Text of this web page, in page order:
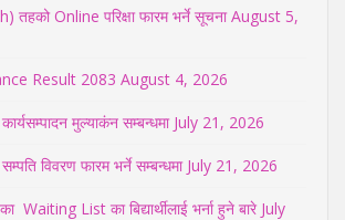
तहको Online परिक्षा फारम भर्ने सूचना August 5,
Result 2083 August 4, 2026
मुल्याकंन सम्बन्धमा July 21, 2026
विवरण फारम भर्ने सम्बन्धमा July 21, 2026
List का बिद्यार्थीलाई भर्ना हुने बारे July